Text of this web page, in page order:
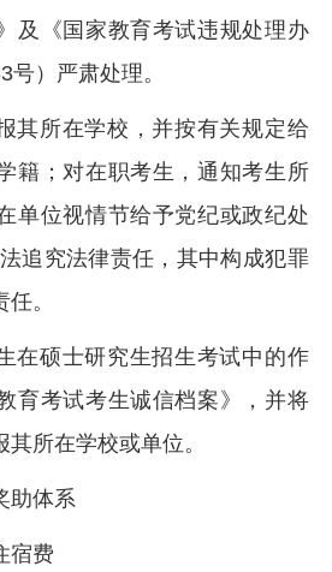
及《国家教育考试违规处理办
）严肃处理。
其所在学校，并按有关规定给
籍；对在职考生，通知考生所
单位视情节给予党纪或政纪处
追究法律责任，其中构成犯罪
。
在硕士研究生招生考试中的作
育考试考生诚信档案》，并将
所在学校或单位。
助体系
宿费